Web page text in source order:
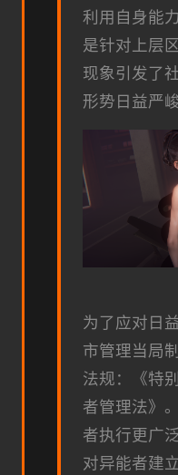
利用自身能
是针对上层
现象引发了
形势日益严峻
为了应对日
市管理当局
法规：《特
者管理法》
者执行更广
对异能者建